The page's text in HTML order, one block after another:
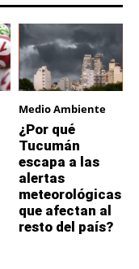
Medio Ambiente
¿Por qué
Tucumán
escapa a las
alertas
meteorológicas
que afectan al
resto del país?